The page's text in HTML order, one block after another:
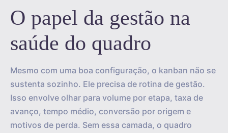
O papel da gestão na
saúde do quadro
Mesmo com uma boa configuração, o kanban não se
sustenta sozinho. Ele precisa de rotina de gestão.
Isso envolve olhar para volume por etapa, taxa de
avanço, tempo médio, conversão por origem e
motivos de perda. Sem essa camada, o quadro